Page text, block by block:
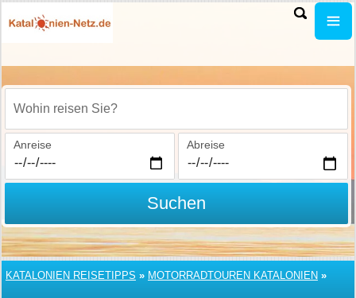
Wohin reisen Sie?
Anreise Abreise
Suchen
KATALONIEN REISETIPPS » MOTORRADTOUREN KATALONIEN »